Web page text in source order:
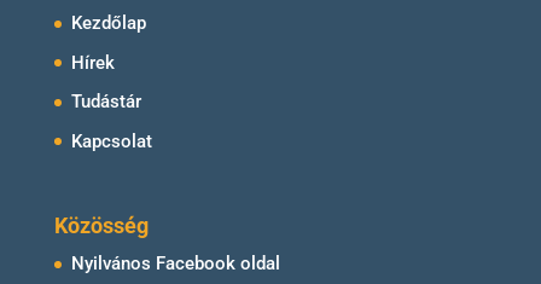
Kezdőlap
Hírek
Tudástár
Kapcsolat
Közösség
Nyilvános Facebook oldal